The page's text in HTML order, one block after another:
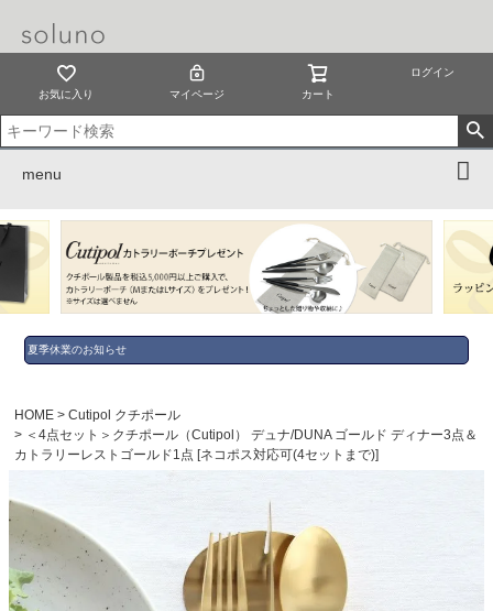
お気に入り マイページ カート
ログイン
menu
夏季休業のお知らせ
HOME
Cutipol クチポール
＜4点セット＞クチポール（Cutipol） デュナ/DUNA ゴールド ディナー3点＆
カトラリーレストゴールド1点 [ネコポス対応可(4セットまで)]